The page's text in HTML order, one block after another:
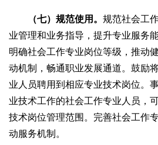
（七）规范使用。 规范社会工
业管理和业务指导，提升专业服务
明确社会工作专业岗位等级，推动
动机制，畅通职业发展通道。鼓励
业人员聘用到相应专业技术岗位。
业技术工作的社会工作专业人员，
技术岗位管理范围。完善社会工作
动服务机制。